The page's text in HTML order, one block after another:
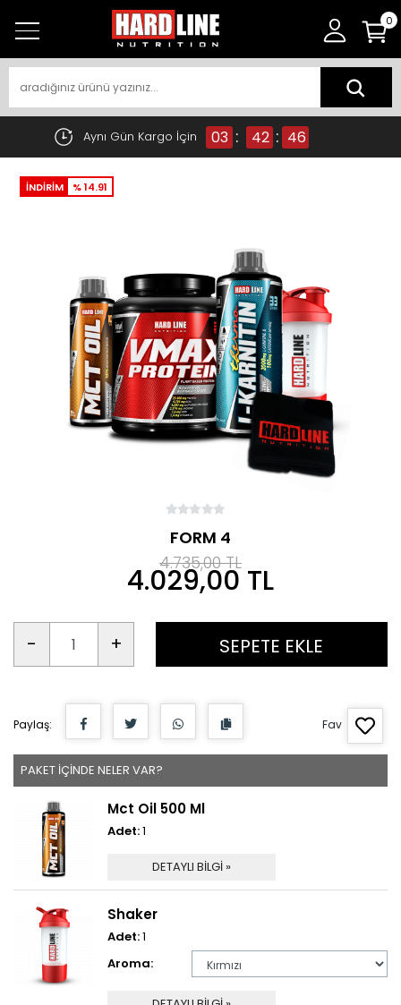
0
Aynı Gün Kargo İçin 03 : 42 : 45
İNDİRİM % 14.91
FORM 4
4.735,00 TL
4.029,00 TL
- + SEPETE EKLE
Paylaş: Fav
PAKET İÇİNDE NELER VAR?
Mct Oil 500 Ml
Adet:1
DETAYLI BİLGİ »
Shaker
Adet:1
Aroma: